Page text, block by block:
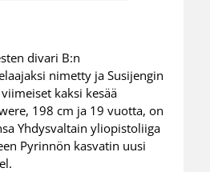
divari B:n
nimetty ja Susijengin
kaksi kesää
198 cm ja 19 vuotta, on
Yhdysvaltain yliopistoliiga
Pyrinnön kasvatin uusi